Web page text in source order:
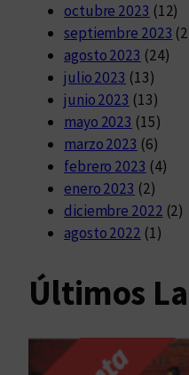
octubre 2023 (12)
septiembre 2023
agosto 2023 (24)
julio 2023 (13)
junio 2023 (13)
mayo 2023 (15)
marzo 2023 (6)
febrero 2023 (4)
enero 2023 (2)
diciembre 2022 (2)
agosto 2022 (1)
Últimos